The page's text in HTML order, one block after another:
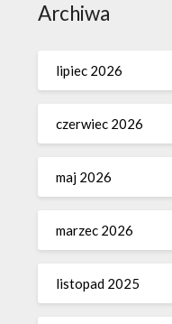
Archiwa
lipiec 2026
czerwiec 2026
maj 2026
marzec 2026
listopad 2025